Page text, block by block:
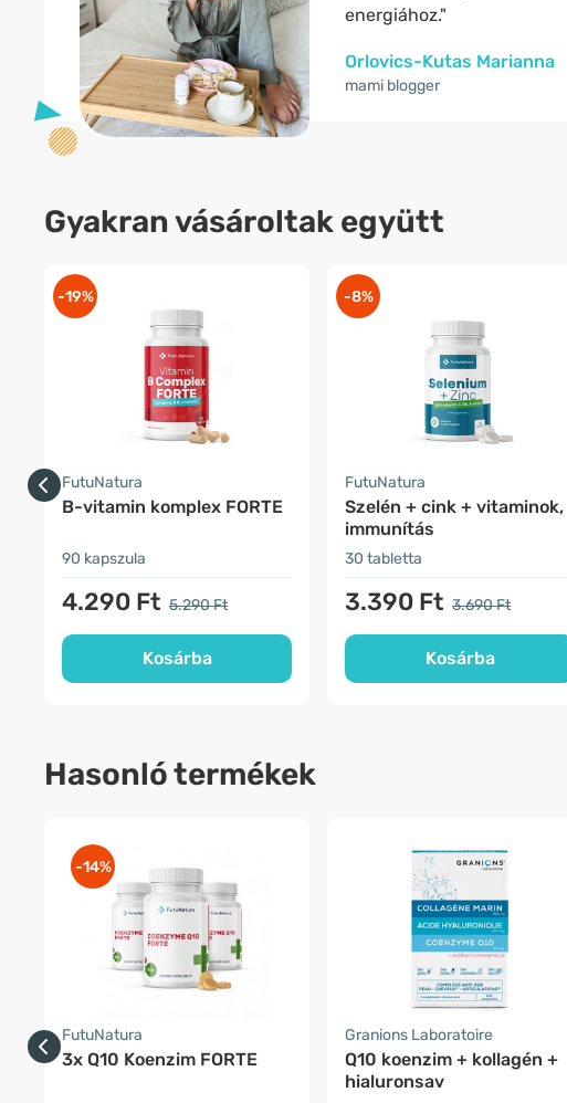
energiához."
Orlovics-Kutas Marianna
mami blogger
Gyakran vásároltak együtt
-19%
FutuNatura
B-vitamin komplex FORTE
90 kapszula
4.290 Ft 5.290 Ft
Kosárba
-8%
FutuNatura
Szelén + cink + vitaminok,
immunítás
30 tabletta
3.390 Ft 3.690 Ft
Kosárba
Hasonló termékek
-14%
FutuNatura
3x Q10 Koenzim FORTE
Granions Laboratoire
Q10 koenzim + kollagén +
hialuronsav